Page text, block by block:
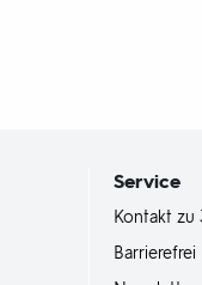
Service
Kontakt zu
Barrierefrei